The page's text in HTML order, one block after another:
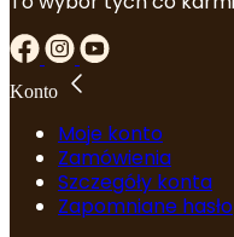
Konto
Moje konto
Zamówienia
Szczegóły konta
Zapomniane hasło